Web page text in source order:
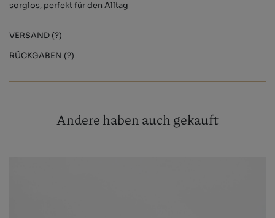
sorglos, perfekt für den Alltag
VERSAND (?)
RÜCKGABEN (?)
Andere haben auch gekauft